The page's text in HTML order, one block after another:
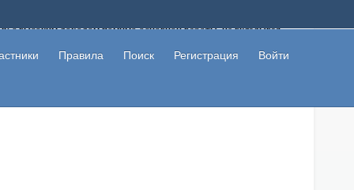
с высоким доходом помимо основной работы, не вкладывая
не попались на развод. Вы сможете начать зарабатывать
прибыль не заставит себя долго ждать.
Правила Поиск Регистрация Войти